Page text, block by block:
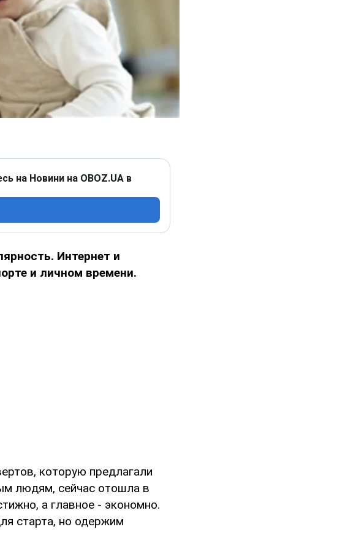
на Новини на OBOZ.UA в
Интернет и
и личном времени.
которую предлагали
людям, сейчас отошла в
а главное - экономно.
старта, но одержим